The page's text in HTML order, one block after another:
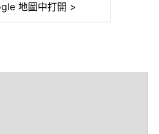
地圖中打開 >